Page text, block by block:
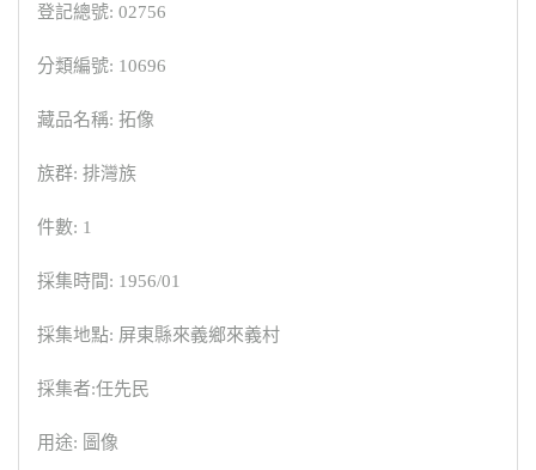
登記總號: 02756
分類編號: 10696
藏品名稱: 拓像
族群: 排灣族
件數: 1
採集時間: 1956/01
採集地點: 屏東縣來義鄉來義村
採集者:任先民
用途: 圖像